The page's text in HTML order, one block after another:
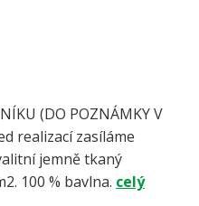
(DO POZNÁMKY V
realizací zasíláme
jemně tkaný
100 % bavlna. celý